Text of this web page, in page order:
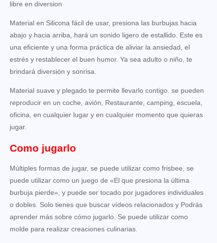
libre en diversion
Material en Silicona fácil de usar, presiona las burbujas hacia
abajo y hacia arriba, hará un sonido ligero de estallido. Este es
una eficiente y una forma práctica de aliviar la ansiedad, el
estrés y restablecer el buen humor. Ya sea adulto o niño, te
brindará diversión y sonrisa.
Material suave y plegado te permite llevarlo contigo. se pueden
reproducir en un coche, avión, Restaurante, camping, escuela,
oficina, en cualquier lugar y en cualquier momento que quieras
jugar.
Como jugarlo
Múltiples formas de jugar, se puede utilizar como frisbee, se
puede utilizar como un juego de «El que presiona la última
burbuja pierde», y puede ser tocado por jugadores individuales
o dobles. Solo tienes que buscar vídeos relacionados y Podrás
aprender más sobre cómo jugarlo. Se puede utilizar como
molde para realizar creaciones culinarias.